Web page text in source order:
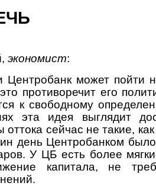
, экономист:
Центробанк может пойти
противоречит его
к свободному
эта идея выглядит
оттока сейчас не такие,
день Центробанком
У ЦБ есть более
капитала, не